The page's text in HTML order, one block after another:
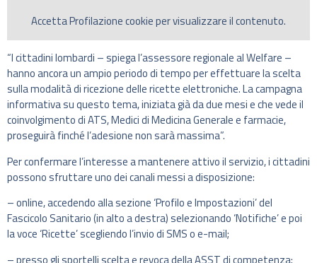
AccettaProfilazionecookie per visualizzare il contenuto.
“I cittadini lombardi – spiega l’assessore regionale al Welfare –
hanno ancora un ampio periodo di tempo per effettuare la scelta
sulla modalità di ricezione delle ricette elettroniche. La campagna
informativa su questo tema, iniziata già da due mesi e che vede il
coinvolgimento di ATS, Medici di Medicina Generale e farmacie,
proseguirà finché l’adesione non sarà massima”.
Per confermare l’interesse a mantenere attivo il servizio, i cittadini
possono sfruttare uno dei canali messi a disposizione:
– online, accedendo alla sezione ‘Profilo e Impostazioni’ del
Fascicolo Sanitario (in alto a destra) selezionando ‘Notifiche’ e poi
la voce ‘Ricette’ scegliendo l’invio di SMS o e-mail;
– presso gli sportelli scelta e revoca della ASST di competenza;